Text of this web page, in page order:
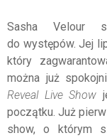
Sasha Velour
do występów. Jej
który
można już
Reveal Live Show
początku. Już
show, o którym